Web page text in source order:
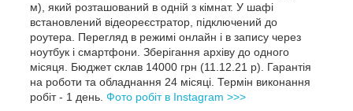
м), який розташований в одній з кімнат. У шафі
встановлений відеореєстратор, підключений до
роутера. Перегляд в режимі онлайн і в запису через
ноутбук і смартфони. Зберігання архіву до одного
місяця. Бюджет склав 14000 грн (11.12.21 р). Гарантія
на роботи та обладнання 24 місяці. Термін виконання
робіт - 1 день. Фото робіт в Instagram >>>